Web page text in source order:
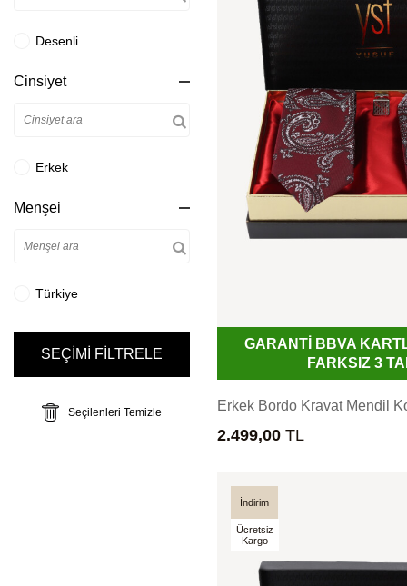
Desenli
Cinsiyet
Erkek
Menşei
Türkiye
SEÇİMİ FİLTRELE
Seçilenleri Temizle
GARANTİ BBVA
FARKSIZ 3
Erkek Bordo Kravat Mendil
2.499,00 TL
İndirim
Ücretsiz
Kargo